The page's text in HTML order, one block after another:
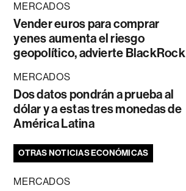
MERCADOS
Vender euros para comprar
yenes aumenta el riesgo
geopolítico, advierte BlackRock
MERCADOS
Dos datos pondrán a prueba al
dólar y a estas tres monedas de
América Latina
OTRAS NOTICIAS ECONÓMICAS
MERCADOS